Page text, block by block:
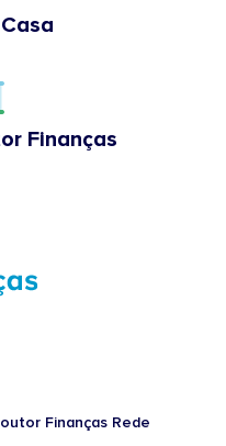
Finanças
Finanças Rede